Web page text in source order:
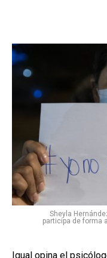
Sheyla
participa de forma
Igual opina el